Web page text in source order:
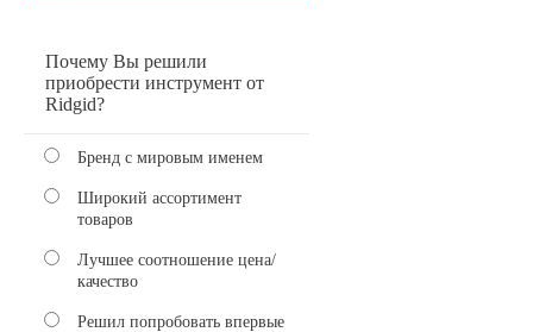
Почему Вы решили
приобрести инструмент от
Ridgid?
Бренд с мировым именем
Широкий ассортимент
товаров
Лучшее соотношение цена/
качество
Решил попробовать впервые